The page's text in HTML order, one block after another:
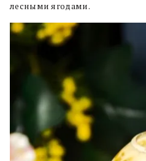
лесными ягодами.